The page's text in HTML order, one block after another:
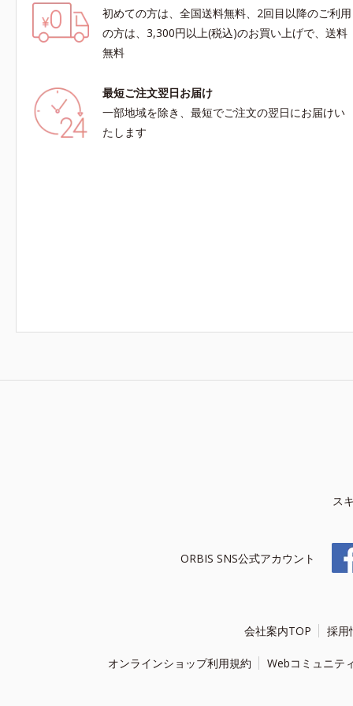
初めての方は、全国送料無料、2回目以降のご利用
の方は、3,300円以上(税込)のお買い上げで、送料
無料
最短ご注文翌日お届け
一部地域を除き、最短でご注文の翌日にお届けい
たします
ス
ORBIS SNS公式アカウント
会社案内TOP 採用
オンラインショップ利用規約 Webコミュニテ